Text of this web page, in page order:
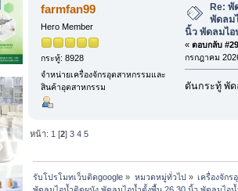
farmfan99
Hero Member
กระทู้: 8928
จำหน่ายเครื่องจักรอุตสาหกรรมและ
สินค้าอุตสาหกรรม
Re: พั
พัดลม
นิ้ว พัดลมไ
« ตอบกลับ
กรกฎาคม
ดันกระทู้ พั
หน้า: 1 [2]3 4 5
รับโปรโมทเว็บติดgoogle » หมวดหมู่ทั่วไป» เครื่องจัก